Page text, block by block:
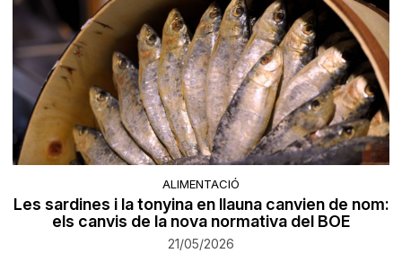
ALIMENTACIÓ
Les sardines i la tonyina en llauna canvien de nom:
els canvis de la nova normativa del BOE
21/05/2026